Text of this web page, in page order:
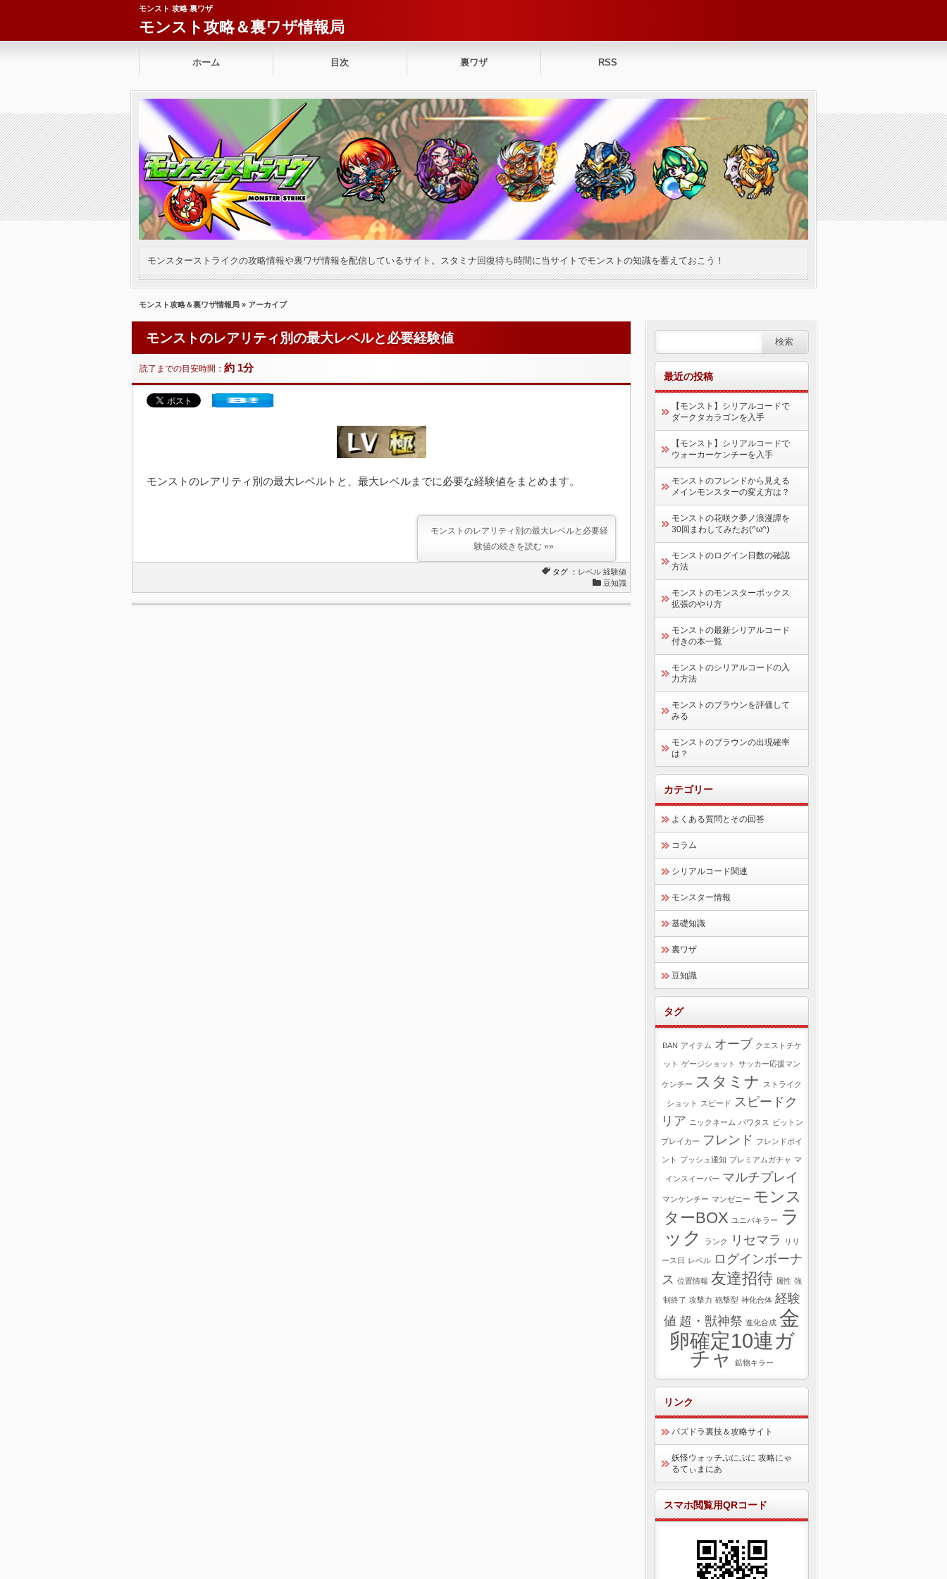
モンスト 攻略 裏ワザ
モンスト攻略＆裏ワザ情報局
ホーム 目次 裏ワザ RSS
モンスターストライクの攻略情報や裏ワザ情報を配信しているサイト。スタミナ回復待ち時間に当サイトでモンストの知識を蓄えておこう！
モンスト攻略＆裏ワザ情報局 » アーカイブ
モンストのレアリティ別の最大レベルと必要経験値
読了までの目安時間： 約 1分
モンストのレアリティ別の最大レベルトと、最大レベルまでに必要な経験値をまとめます。
モンストのレアリティ別の最大レベルと必要経
験値の続きを読む »»
タグ ： レベル 経験値
豆知識
最近の投稿
【モンスト】シリアルコードで
ダークタカラゴンを入手
【モンスト】シリアルコードで
ウォーカーケンチーを入手
モンストのフレンドから見える
メインモンスターの変え方は？
モンストの花咲ク夢ノ浪漫譚を
30回まわしてみたお(^ω^)
モンストのログイン日数の確認
方法
モンストのモンスターボックス
拡張のやり方
モンストの最新シリアルコード
付きの本一覧
モンストのシリアルコードの入
力方法
モンストのブラウンを評価して
みる
モンストのブラウンの出現確率
は？
カテゴリー
よくある質問とその回答
コラム
シリアルコード関連
モンスター情報
基礎知識
裏ワザ
豆知識
タグ
BAN アイテム オーブ クエストチケ
ット ゲージショット サッカー応援マン
ケンチー スタミナ ストライク
ショット スピード スピードク
リア ニックネーム パワタス ビットン
ブレイカー フレンド フレンドポイ
ント プッシュ通知 プレミアムガチャ マ
インスイーパー マルチプレイ
マンケンチー マンゼニー モンス
ターBOX ユニバキラー ラ
ック
ランク リセマラ リリ
ース日 レベル
ログインボーナ
ス 位置情報 友達招待 属性 強
制終了 攻撃力 砲撃型 神化合体 経験
値 超・獣神祭 進化合成 金
卵確定10連ガ
チャ 鉱物キラー
リンク
パズドラ裏技＆攻略サイト
妖怪ウォッチぷにぷに 攻略にゃ
るてぃまにあ
スマホ閲覧用QRコード